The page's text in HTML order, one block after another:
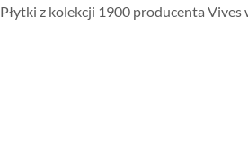
Płytki z kolekcji 1900 producenta Vives